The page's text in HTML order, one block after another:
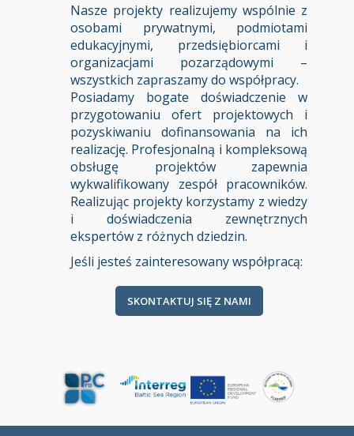
Nasze projekty realizujemy wspólnie z
osobami prywatnymi, podmiotami
edukacyjnymi, przedsiębiorcami i
organizacjami pozarządowymi –
wszystkich zapraszamy do współpracy.
Posiadamy bogate doświadczenie w
przygotowaniu ofert projektowych i
pozyskiwaniu dofinansowania na ich
realizację. Profesjonalną i kompleksową
obsługę projektów zapewnia
wykwalifikowany zespół pracowników.
Realizując projekty korzystamy z wiedzy
i doświadczenia zewnętrznych
ekspertów z różnych dziedzin.
Jeśli jesteś zainteresowany współpracą:
SKONTAKTUJ SIĘ Z NAMI